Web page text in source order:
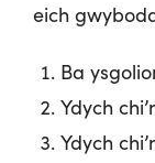
eich
Ba
Ydych
Ydych